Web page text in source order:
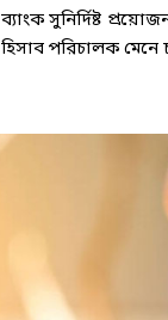
ব্যাংক সুনির্দিষ্ট
হিসাব পরিচালক মেনে